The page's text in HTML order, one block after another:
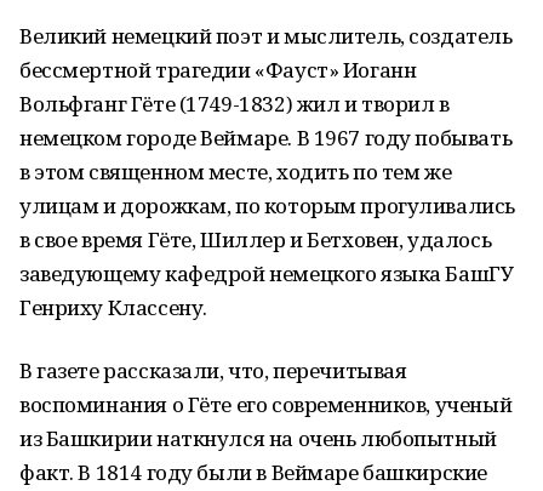
Великий немецкий поэт и мыслитель, создатель
бессмертной трагедии «Фауст» Иоганн
Вольфганг Гёте (1749-1832) жил и творил в
немецком городе Веймаре. В 1967 году побывать
в этом священном месте, ходить по тем же
улицам и дорожкам, по которым прогуливались
в свое время Гёте, Шиллер и Бетховен, удалось
заведующему кафедрой немецкого языка БашГУ
Генриху Классену.
В газете рассказали, что, перечитывая
воспоминания о Гёте его современников, ученый
из Башкирии наткнулся на очень любопытный
факт. В 1814 году были в Веймаре башкирские